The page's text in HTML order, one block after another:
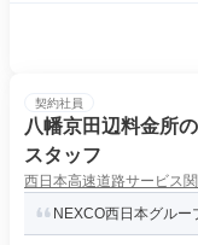
契約社員
八幡京田辺料金所
スタッフ
西日本高速道路サービス
NEXCO西日本グルー